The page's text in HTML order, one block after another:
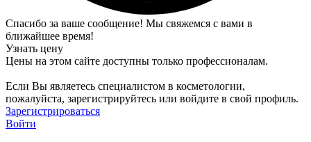
Спасибо за ваше сообщение! Мы свяжемся с вами в
ближайшее время!
Узнать цену
Цены на этом сайте доступны только профессионалам.
Если Вы являетесь специалистом в косметологии,
пожалуйста, зарегистрируйтесь или войдите в свой профиль.
Зарегистрироваться
Войти